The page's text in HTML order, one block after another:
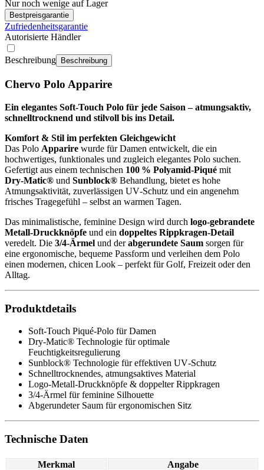
Nur noch wenige auf Lager
Bestpreisgarantie
Zufriedenheitsgarantie
Autorisierte Händler
Beschreibung Beschreibung
Chervo Polo Apparire
Ein elegantes Soft‑Touch Polo für jede Saison – atmungsaktiv,
schnelltrocknend und stilvoll bis ins Detail.
Komfort & Stil im perfekten Gleichgewicht
Das Polo Apparire wurde für Damen entwickelt, die ein
hochwertiges, funktionales und zugleich elegantes Polo suchen.
Gefertigt aus einem technischen 100 % Polyamid‑Piqué mit
Dry‑Matic® und Sunblock® Behandlung, bietet es hohe
Atmungsaktivität, zuverlässigen UV‑Schutz und ein angenehm
frisches Tragegefühl – selbst an warmen Tagen.
Das minimalistische, feminine Design wird durch logo‑gebrandete
Metall‑Druckknöpfe und ein doppeltes Rippkragen‑Detail
veredelt. Die 3/4‑Ärmel und derabgerundete Saum sorgen für
eine ergonomische, bequeme Passform und verleihen dem Polo
einen modernen, chicen Look – perfekt für Golf, Freizeit oder den
Alltag.
Produktdetails
Soft‑Touch Piqué‑Polo für Damen
Dry‑Matic® Technologie für optimale
Feuchtigkeitsregulierung
Sunblock® Technologie für effektiven UV‑Schutz
Schnelltrocknendes, atmungsaktives Material
Logo‑Metall‑Druckknöpfe & doppelter Rippkragen
3/4‑Ärmel für feminine Silhouette
Abgerundeter Saum für ergonomischen Sitz
Technische Daten
Merkmal
Angabe